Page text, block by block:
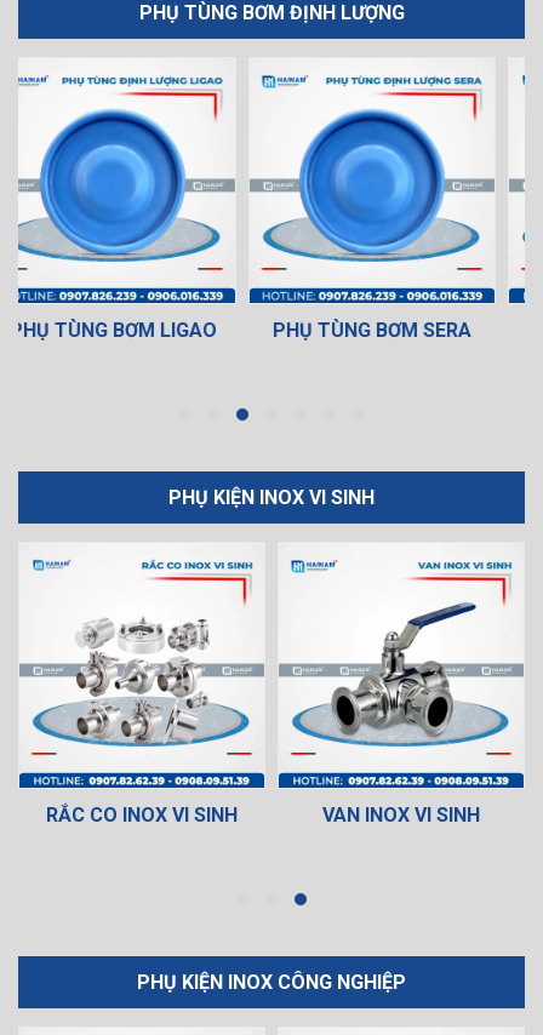
PHỤ TÙNG BƠM ĐỊNH LƯỢNG
PHỤ TÙNG BƠM SERA
PHỤ TÙNG BƠM BLUE
PHỤ KIỆN INOX VI SINH
RẮC CO INOX VI SINH VAN INOX VI SINH
PHỤ KIỆN INOX CÔNG NGHIỆP